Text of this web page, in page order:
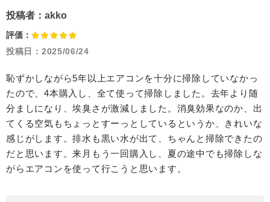
投稿者： akko
評価：
投稿日： 2025/06/24
恥ずかしながら5年以上エアコンを十分に掃除していなかっ
たので、4本購入し、全て使って掃除しました。去年より随
分ましになり、埃臭さが激減しました。消臭効果なのか、出
てくる空気もちょっとすーっとしているというか、きれいな
感じがします。排水も黒い水が出て、ちゃんと掃除できたの
だと思います。来月もう一回購入し、夏の途中でも掃除しな
がらエアコンを使って行こうと思います。